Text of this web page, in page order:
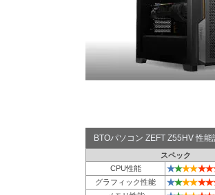
BTOパソコン ZEFT Z55HV 性
スペック
CPU性能
★★★★★★
グラフィック性能 ★★★★★★